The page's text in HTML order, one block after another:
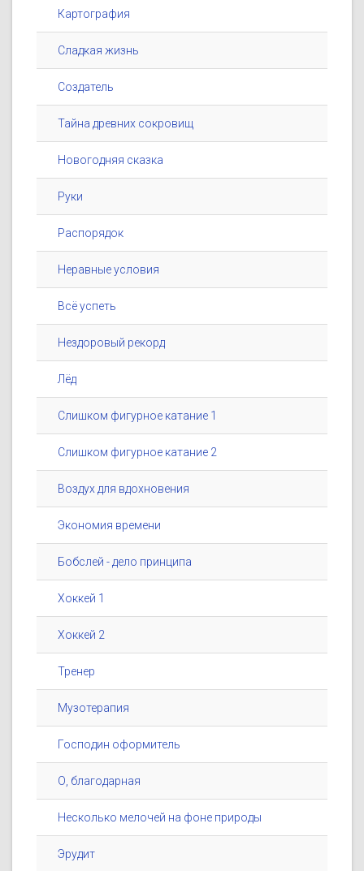
Картография
Сладкая жизнь
Создатель
Тайна древних сокровищ
Новогодняя сказка
Руки
Распорядок
Неравные условия
Всё успеть
Нездоровый рекорд
Лёд
Слишком фигурное катание 1
Слишком фигурное катание 2
Воздух для вдохновения
Экономия времени
Бобслей - дело принципа
Хоккей 1
Хоккей 2
Тренер
Музотерапия
Господин оформитель
О, благодарная
Несколько мелочей на фоне природы
Эрудит